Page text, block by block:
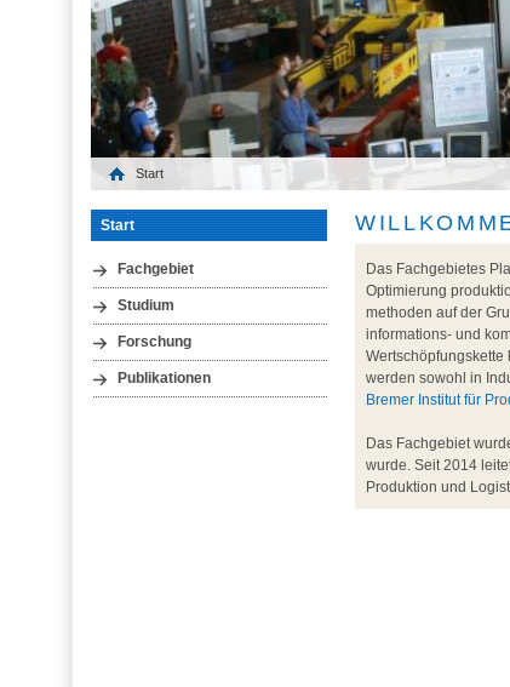
Start
Start
Fachgebiet
Studium
Forschung
Publikationen
Das Fachgebietes
Optimierung
methoden auf der
informations- und
werden sowohl in
Bremer Institut für
Das Fachgebiet
wurde. Seit 2014
Produktion und